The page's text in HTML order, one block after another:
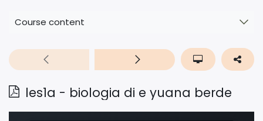
Course content
les1a - biologia di e yuana berde